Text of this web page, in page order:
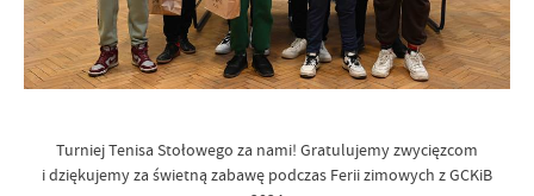
Turniej Tenisa Stołowego za nami! Gratulujemy zwycięzcom
i dziękujemy za świetną zabawę podczas Ferii zimowych z GCKiB